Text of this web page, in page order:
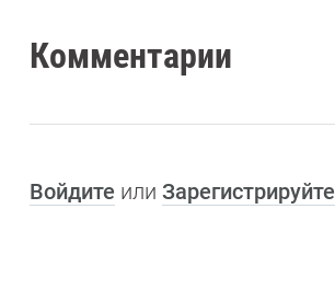
Комментарии
Войдите или